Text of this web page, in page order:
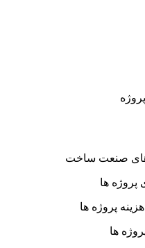
های صنعت ساخت
پروژه ها
پروژه ها
ها